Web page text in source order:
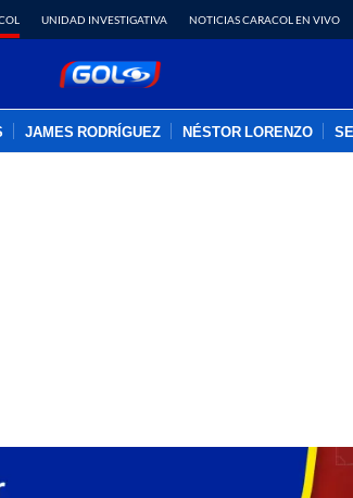
UNIDAD INVESTIGATIVA NOTICIAS CARACOL EN VIVO
JAMES RODRÍGUEZ NÉSTOR LORENZO